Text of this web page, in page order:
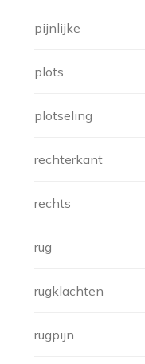
pijnlijke
plots
plotseling
rechterkant
rechts
rug
rugklachten
rugpijn